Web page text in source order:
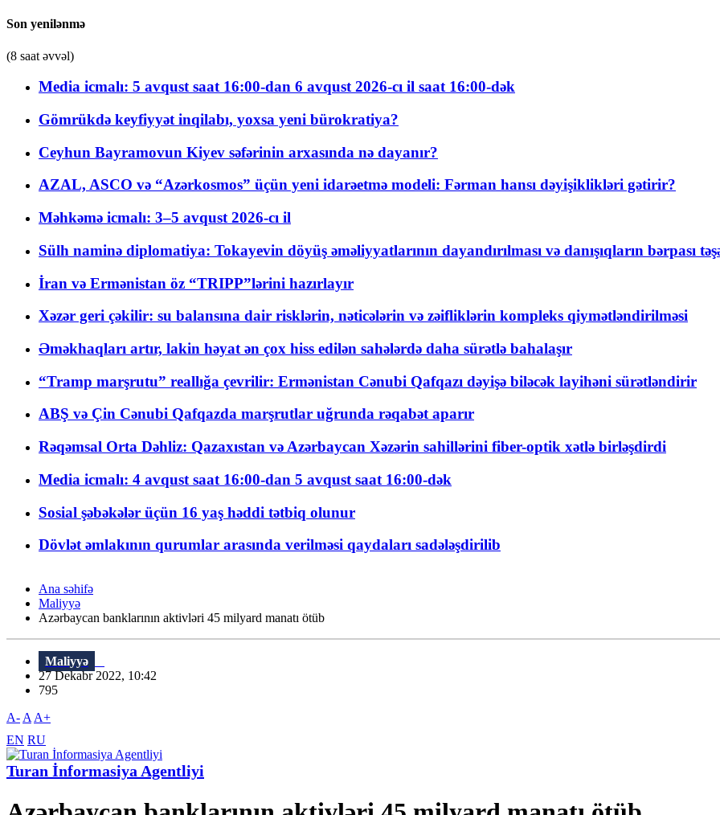
Son yenilənmə
(8 saat əvvəl)
Media icmalı: 5 avqust saat 16:00-dan 6 avqust 2026-cı il saat 16:00-dək
Gömrükdə keyfiyyət inqilabı, yoxsa yeni bürokratiya?
Ceyhun Bayramovun Kiyev səfərinin arxasında nə dayanır?
AZAL, ASCO və “Azərkosmos” üçün yeni idarəetmə modeli: Fərman hansı dəyişiklikləri gətirir?
Məhkəmə icmalı: 3–5 avqust 2026-cı il
Sülh naminə diplomatiya: Tokayevin döyüş əməliyyatlarının dayandırılması və danışıqların bərpası
İran və Ermənistan öz “TRIPP”lərini hazırlayır
Xəzər geri çəkilir: su balansına dair risklərin, nəticələrin və zəifliklərin kompleks qiymətləndirilməsi
Əməkhaqları artır, lakin həyat ən çox hiss edilən sahələrdə daha sürətlə bahalaşır
“Tramp marşrutu” reallığa çevrilir: Ermənistan Cənubi Qafqazı dəyişə biləcək layihəni sürətləndirir
ABŞ və Çin Cənubi Qafqazda marşrutlar uğrunda rəqabət aparır
Rəqəmsal Orta Dəhliz: Qazaxıstan və Azərbaycan Xəzərin sahillərini fiber-optik xətlə birləşdirdi
Media icmalı: 4 avqust saat 16:00-dan 5 avqust saat 16:00-dək
Sosial şəbəkələr üçün 16 yaş həddi tətbiq olunur
Dövlət əmlakının qurumlar arasında verilməsi qaydaları sadələşdirilib
Ana səhifə
Maliyyə
Azərbaycan banklarının aktivləri 45 milyard manatı ötüb
Maliyyə
27 Dekabr 2022, 10:42
795
A- A A+
EN RU
Turan İnformasiya Agentliyi